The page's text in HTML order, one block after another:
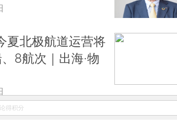
夏北极航道运营将
8航次｜出海·物
得积分